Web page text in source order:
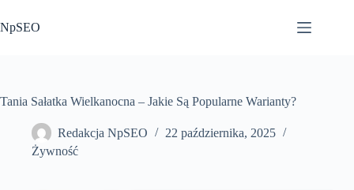
do
treści
NpSEO
Tania Sałatka Wielkanocna – Jakie Są Popularne Warianty?
Redakcja NpSEO
22 października, 2025
Żywność